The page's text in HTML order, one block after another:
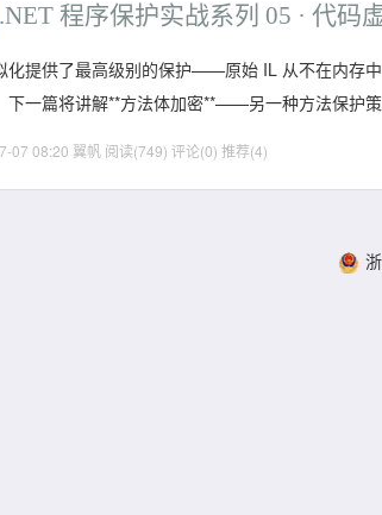
.NET 程序保护实战系列 05 · 代码
化提供了最高级别的保护——原始 IL 从不在内存
下一篇将讲解**方法体加密**——另一种方法保护
07 08:20 翼帆 阅读(749) 评论(0) 推荐(4)